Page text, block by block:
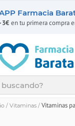
/ Vitaminas / Vitaminas
Farmacia
3€ en tu primera compra